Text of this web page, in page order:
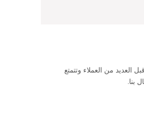
من العملاء وتتمتع
بنا.